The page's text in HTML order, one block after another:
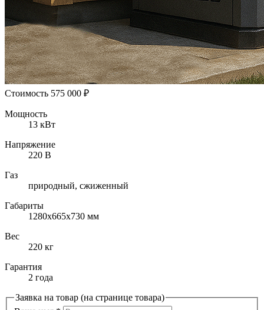
Стоимость 575 000 ₽
Мощность
13 кВт
Напряжение
220 В
Газ
природный, cжиженный
Габариты
1280х665х730 мм
Вес
220 кг
Гарантия
2 года
Заявка на товар (на странице товара)